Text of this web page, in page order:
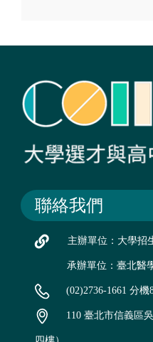
聯絡我們
主辦單位：大學招
承辦單位：臺北醫
(02)2736-1661 分機
110 臺北市信義區